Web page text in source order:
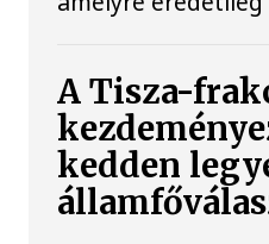
A Tisza-
kedden